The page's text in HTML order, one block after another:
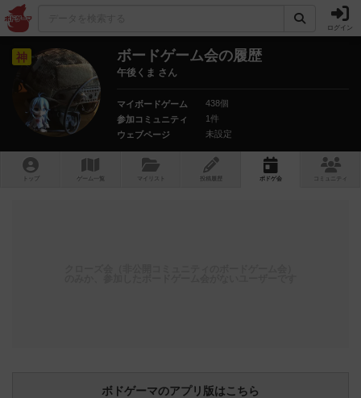
ログイン
神 ボードゲーム会の履歴
午後くま さん
マイボードゲーム
438個
参加コミュニティ
1件
ウェブページ
未設定
トップ ゲーム一覧 マイリスト 投稿履歴 ボ ドゲ会 コミュニティ
ボドゲーマのアプリ版はこちら